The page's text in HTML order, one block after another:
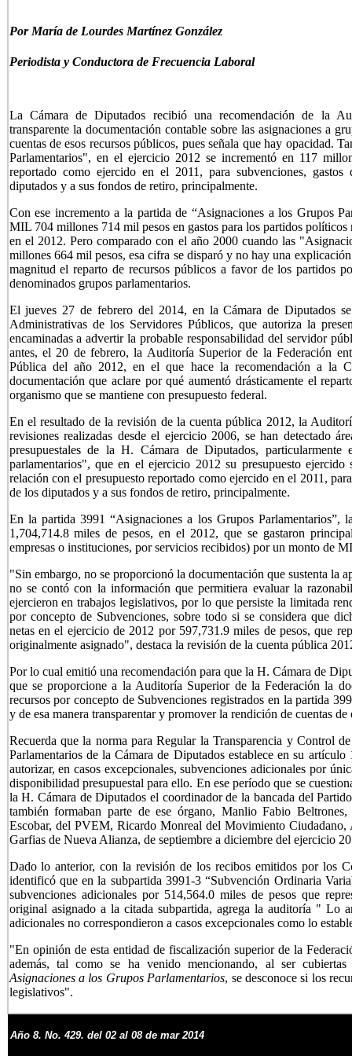
Por María de Lourdes Martínez González
Periodista y Conductora de Frecuencia Laboral
La Cámara de Diputados recibió una recomendación de la
transparente la documentación contable sobre las asignaciones a
cuentas de esos recursos públicos, pues señala que hay opacidad.
Parlamentarios", en el ejercicio 2012 se incrementó en 117
reportado como ejercido en el 2011, para subvenciones,
diputados y a sus fondos de retiro, principalmente.
Con ese incremento a la partida de “Asignaciones a los Grupos
MIL 704 millones 714 mil pesos en gastos para los partidos políticos
en el 2012. Pero comparado con el año 2000 cuando las
millones 664 mil pesos, esa cifra se disparó y no hay una
magnitud el reparto de recursos públicos a favor de los partidos
denominados grupos parlamentarios.
El jueves 27 de febrero del 2014, en la Cámara de Diputados
Administrativas de los Servidores Públicos, que autoriza la
encaminadas a advertir la probable responsabilidad del servidor
antes, el 20 de febrero, la Auditoría Superior de la Federación
Pública del año 2012, en el que hace la recomendación a la
documentación que aclare por qué aumentó drásticamente el
organismo que se mantiene con presupuesto federal.
En el resultado de la revisión de la cuenta pública 2012, la
revisiones realizadas desde el ejercicio 2006, se han detectado
presupuestales de la H. Cámara de Diputados,
parlamentarios", que en el ejercicio 2012 su presupuesto
relación con el presupuesto reportado como ejercido en el 2011,
de los diputados y a sus fondos de retiro, principalmente.
En la partida 3991 “Asignaciones a los Grupos Parlamentarios”,
1,704,714.8 miles de pesos, en el 2012, que se gastaron
empresas o instituciones, por servicios recibidos) por un monto de
"Sin embargo, no se proporcionó la documentación que sustenta la
no se contó con la información que permitiera evaluar la
ejercieron en trabajos legislativos, por lo que persiste la limitada
por concepto de Subvenciones, sobre todo si se considera que
netas en el ejercicio de 2012 por 597,731.9 miles de pesos, que
originalmente asignado", destaca la revisión de la cuenta pública
Por lo cual emitió una recomendación para que la H. Cámara de
que se proporcione a la Auditoría Superior de la Federación la
recursos por concepto de Subvenciones registrados en la partida
y de esa manera transparentar y promover la rendición de cuentas de
Recuerda que la norma para Regular la Transparencia y Control
Parlamentarios de la Cámara de Diputados establece en su
autorizar, en casos excepcionales, subvenciones adicionales por
disponibilidad presupuestal para ello. En ese período que se
la H. Cámara de Diputados el coordinador de la bancada del
también formaban parte de ese órgano, Manlio Fabio
Escobar, del PVEM, Ricardo Monreal del Movimiento
Garfias de Nueva Alianza, de septiembre a diciembre del ejercicio
Dado lo anterior, con la revisión de los recibos emitidos por los
identificó que en la subpartida 3991-3 “Subvención Ordinaria
subvenciones adicionales por 514,564.0 miles de pesos que
original asignado a la citada subpartida, agrega la auditoría " Lo
adicionales no correspondieron a casos excepcionales como lo
"En opinión de esta entidad de fiscalización superior de la
además, tal como se ha venido mencionando, al ser
Asignaciones a los Grupos Parlamentarios, se desconoce si los
legislativos".
Año 8. No. 429. del 02 al 08 de mar 2014